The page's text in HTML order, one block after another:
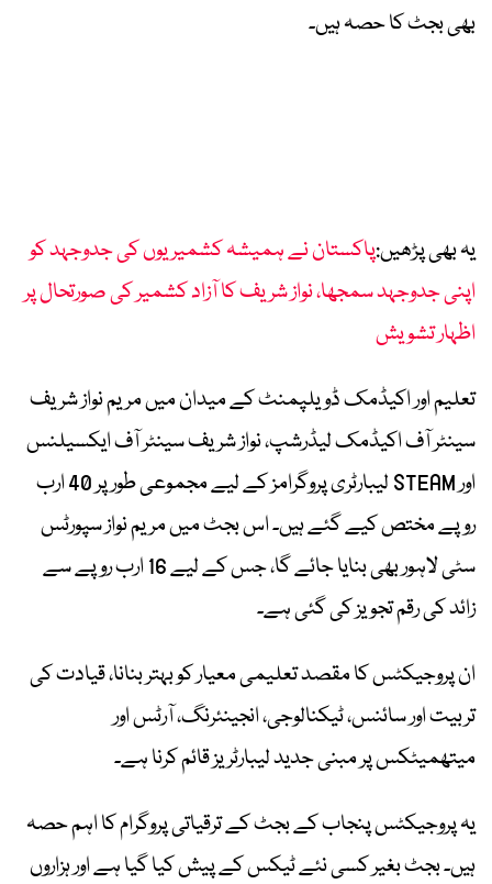
بھی بجٹ کا حصہ ہیں۔
یہ بھی پڑھیں:پاکستان نے ہمیشہ کشمیریوں کی جدوجہد کو
اپنی جدوجہد سمجھا، نواز شریف کا آزاد کشمیر کی صورتحال پر
اظہار تشویش
تعلیم اور اکیڈمک ڈویلپمنٹ کے میدان میں مریم نواز شریف
سینٹر آف اکیڈمک لیڈرشپ، نواز شریف سینٹر آف ایکسیلنس
اور STEAM لیبارٹری پروگرامز کے لیے مجموعی طور پر 40 ارب
روپے مختص کیے گئے ہیں۔ اس بجٹ میں مریم نواز سپورٹس
سٹی لاہور بھی بنایا جائے گا، جس کے لیے 16 ارب روپے سے
زائد کی رقم تجویز کی گئی ہے۔
ان پروجیکٹس کا مقصد تعلیمی معیار کو بہتر بنانا، قیادت کی
تربیت اور سائنس، ٹیکنالوجی، انجینئرنگ، آرٹس اور
میتھمیٹکس پر مبنی جدید لیبارٹریز قائم کرنا ہے۔
یہ پروجیکٹس پنجاب کے بجٹ کے ترقیاتی پروگرام کا اہم حصہ
ہیں۔ بجٹ بغیر کسی نئے ٹیکس کے پیش کیا گیا ہے اور ہزاروں